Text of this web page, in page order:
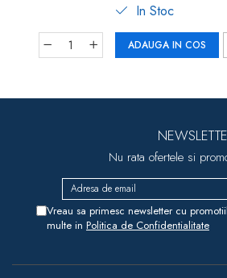
In Stoc
ADAUGA IN COS
Nu rata ofertele si
Vreau sa primesc newsletter cu
multe in Politica de Confidentialitate